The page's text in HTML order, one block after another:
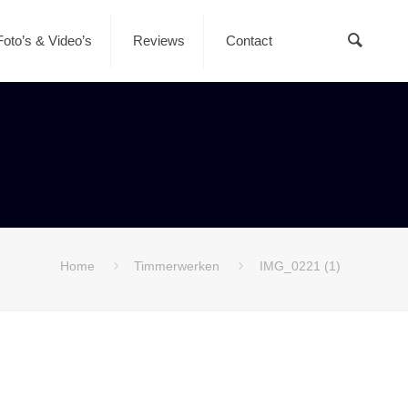
& Video’s Reviews Contact
Home Timmerwerken IMG_0221 (1)